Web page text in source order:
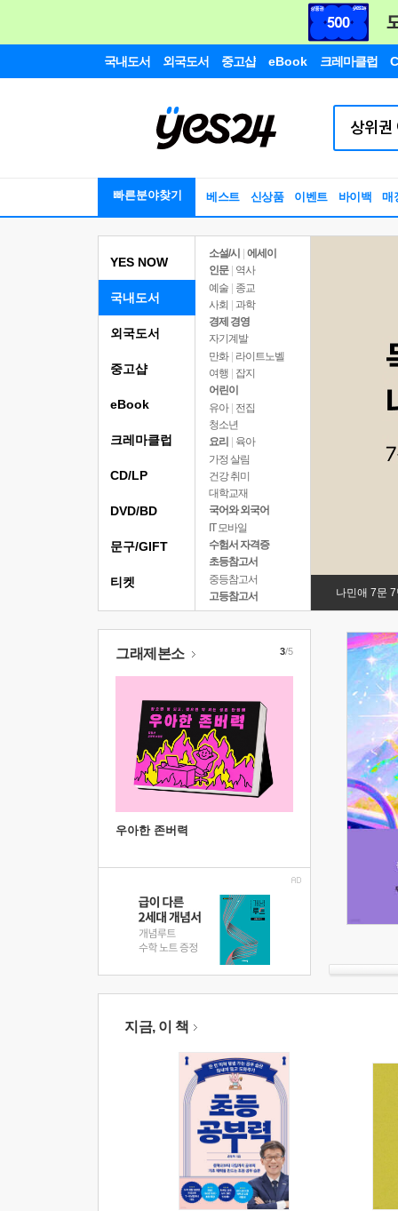
국내도서 외국도서 중고샵 eBook 크레마클럽
빠른분야찾기 베스트 신상품 이벤트 바이백 매
YES NOW
국내도서
소설/시
에세이
인문
역사
예술 | 종교
사회 | 과학
경제 경영
자기계발
만화 | 라이트노벨
여행
잡지
어린이
유아 | 전집
청소년
요리
육아
가정 살림
건강 취미
대학교재
국어와 외국어
IT 모바일
수험서 자격증
초등참고서
중등참고서
고등참고서
나민애 7문
외국도서
중고샵
eBook
크레마클럽
CD/LP
DVD/BD
문구/GIFT
티켓
그래제본소
우아한 존버력
3/5
지금, 이 책